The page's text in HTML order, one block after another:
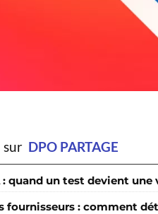
sur DPO PARTAGE
: quand un test devient une
fournisseurs : comment